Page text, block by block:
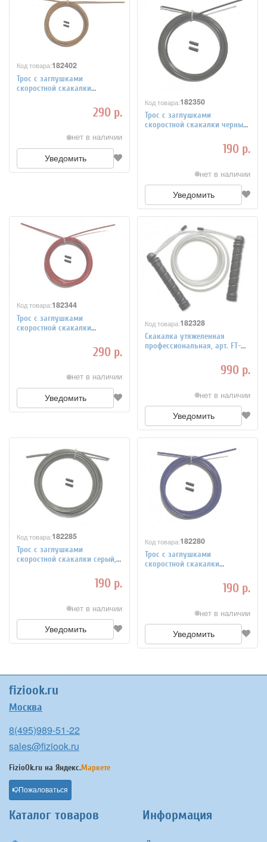
Код товара:182402
Трос с заглушками
скоростной скакалки
290 р.
нет в наличии
Уведомить
Код товара:182350
Трос с заглушками
скоростной скакалки черный,
190 р.
нет в наличии
Уведомить
Код товара:182344
Трос с заглушками
скоростной скакалки
290 р.
нет в наличии
Уведомить
Код товара:182328
Скакалка утяжеленная
профессиональная, арт. FT-
990 р.
нет в наличии
Уведомить
Код товара:182285
Трос с заглушками
скоростной скакалки серый,
190 р.
нет в наличии
Уведомить
Код товара:182280
Трос с заглушками
скоростной скакалки
190 р.
нет в наличии
Уведомить
fiziook.ru
Москва
8(495)989-51-22
sales@fiziook.ru
FizioOk.ru на Яндекс.Маркете
Пожаловаться
Каталог товаров Информация